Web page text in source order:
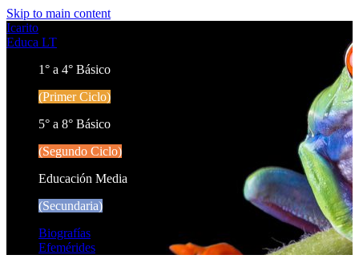
Skip to main content
Icarito
Educa LT
1° a 4° Básico
(Primer Ciclo)
5° a 8° Básico
(Segundo Ciclo)
Educación Media
(Secundaria)
Biografías
Efemérides